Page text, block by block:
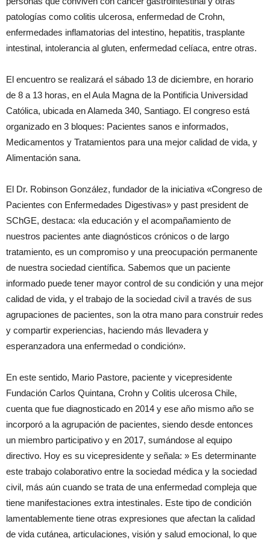
patologías como colitis ulcerosa, enfermedad de Crohn,
enfermedades inflamatorias del intestino, hepatitis, trasplante
intestinal, intolerancia al gluten, enfermedad celíaca, entre otras.
El encuentro se realizará el sábado 13 de diciembre, en horario
de 8 a 13 horas, en el Aula Magna de la Pontificia Universidad
Católica, ubicada en Alameda 340, Santiago. El congreso está
organizado en 3 bloques: Pacientes sanos e informados,
Medicamentos y Tratamientos para una mejor calidad de vida, y
Alimentación sana.
El Dr. Robinson González, fundador de la iniciativa «Congreso de
Pacientes con Enfermedades Digestivas» y past president de
SChGE, destaca: «la educación y el acompañamiento de
nuestros pacientes ante diagnósticos crónicos o de largo
tratamiento, es un compromiso y una preocupación permanente
de nuestra sociedad científica. Sabemos que un paciente
informado puede tener mayor control de su condición y una mejor
calidad de vida, y el trabajo de la sociedad civil a través de sus
agrupaciones de pacientes, son la otra mano para construir redes
y compartir experiencias, haciendo más llevadera y
esperanzadora una enfermedad o condición».
En este sentido, Mario Pastore, paciente y vicepresidente
Fundación Carlos Quintana, Crohn y Colitis ulcerosa Chile,
cuenta que fue diagnosticado en 2014 y ese año mismo año se
incorporó a la agrupación de pacientes, siendo desde entonces
un miembro participativo y en 2017, sumándose al equipo
directivo. Hoy es su vicepresidente y señala: » Es determinante
este trabajo colaborativo entre la sociedad médica y la sociedad
civil, más aún cuando se trata de una enfermedad compleja que
tiene manifestaciones extra intestinales. Este tipo de condición
lamentablemente tiene otras expresiones que afectan la calidad
de vida cutánea, articulaciones, visión y salud emocional, lo que